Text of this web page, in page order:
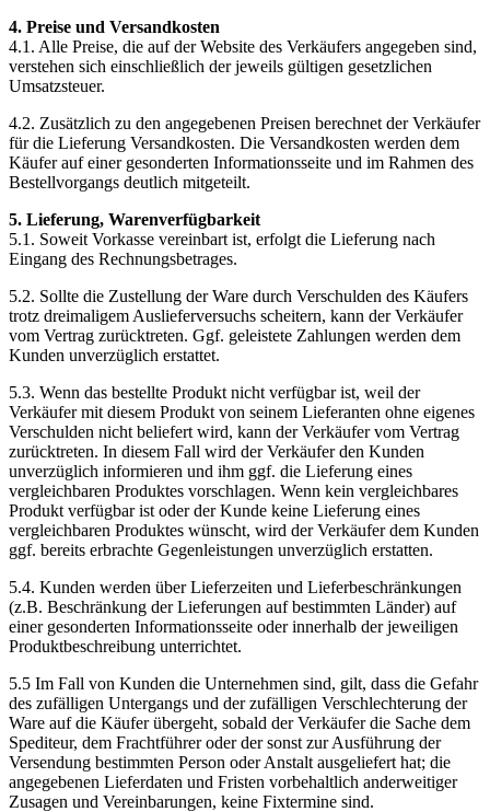
4. Preise und Versandkosten
4.1. Alle Preise, die auf der Website des Verkäufers angegeben sind,
verstehen sich einschließlich der jeweils gültigen gesetzlichen
Umsatzsteuer.
4.2. Zusätzlich zu den angegebenen Preisen berechnet der Verkäufer
für die Lieferung Versandkosten. Die Versandkosten werden dem
Käufer auf einer gesonderten Informationsseite und im Rahmen des
Bestellvorgangs deutlich mitgeteilt.
5. Lieferung, Warenverfügbarkeit
5.1. Soweit Vorkasse vereinbart ist, erfolgt die Lieferung nach
Eingang des Rechnungsbetrages.
5.2. Sollte die Zustellung der Ware durch Verschulden des Käufers
trotz dreimaligem Auslieferversuchs scheitern, kann der Verkäufer
vom Vertrag zurücktreten. Ggf. geleistete Zahlungen werden dem
Kunden unverzüglich erstattet.
5.3. Wenn das bestellte Produkt nicht verfügbar ist, weil der
Verkäufer mit diesem Produkt von seinem Lieferanten ohne eigenes
Verschulden nicht beliefert wird, kann der Verkäufer vom Vertrag
zurücktreten. In diesem Fall wird der Verkäufer den Kunden
unverzüglich informieren und ihm ggf. die Lieferung eines
vergleichbaren Produktes vorschlagen. Wenn kein vergleichbares
Produkt verfügbar ist oder der Kunde keine Lieferung eines
vergleichbaren Produktes wünscht, wird der Verkäufer dem Kunden
ggf. bereits erbrachte Gegenleistungen unverzüglich erstatten.
5.4. Kunden werden über Lieferzeiten und Lieferbeschränkungen
(z.B. Beschränkung der Lieferungen auf bestimmten Länder) auf
einer gesonderten Informationsseite oder innerhalb der jeweiligen
Produktbeschreibung unterrichtet.
5.5 Im Fall von Kunden die Unternehmen sind, gilt, dass die Gefahr
des zufälligen Untergangs und der zufälligen Verschlechterung der
Ware auf die Käufer übergeht, sobald der Verkäufer die Sache dem
Spediteur, dem Frachtführer oder der sonst zur Ausführung der
Versendung bestimmten Person oder Anstalt ausgeliefert hat; die
angegebenen Lieferdaten und Fristen vorbehaltlich anderweitiger
Zusagen und Vereinbarungen, keine Fixtermine sind.